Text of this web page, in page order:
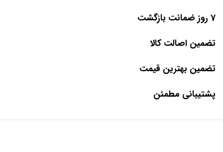
7 روز ضمانت بازگشت
تضمین اصالت کالا
تضمین بهترین قیمت
پشتیبانی مطمئن